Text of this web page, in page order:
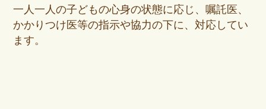
一人一人の子どもの心身の状態に応じ、嘱託医、
かかりつけ医等の指示や協力の下に、対応してい
ます。